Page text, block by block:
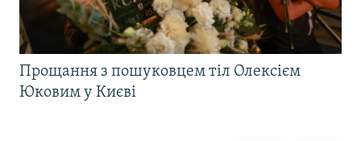
Прощання з пошуковцем тіл Олексієм
Юковим у Києві